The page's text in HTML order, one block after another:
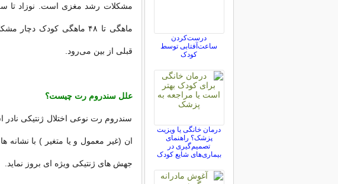
ماهگی تا ۴۸ ماهگی کودک
قبلی از بین می‌رود.
عللسندروم رت چیست؟
سندروم رت نوعی اختلال ژنتیکی نادر
ان (غیر معمول و یا متغیر ) با نشانه
جهش های ژنتیکی ویژه ای بروز نماید.
درست‌کردن
ساعت‌آفتابی توسط
کودک
درمان خانگی یا ویزیت
پزشک؟ راهنمای
تصمیم‌گیری در
بیماری‌های شایع کودک